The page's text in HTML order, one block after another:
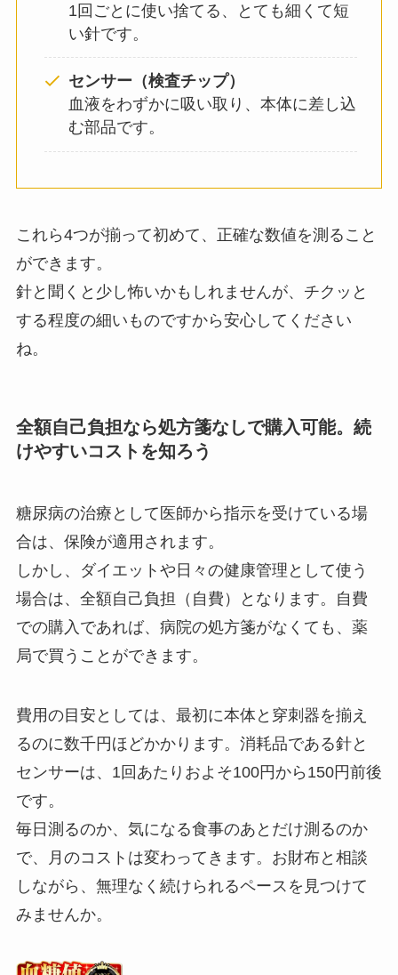
1回ごとに使い捨てる、とても細くて短
い針です。
センサー（検査チップ）
血液をわずかに吸い取り、本体に差し込
む部品です。
これら4つが揃って初めて、正確な数値を測ること
ができます。
針と聞くと少し怖いかもしれませんが、チクッと
する程度の細いものですから安心してください
ね。
全額自己負担なら処方箋なしで購入可能。続
けやすいコストを知ろう
糖尿病の治療として医師から指示を受けている場
合は、保険が適用されます。
しかし、ダイエットや日々の健康管理として使う
場合は、全額自己負担（自費）となります。自費
での購入であれば、病院の処方箋がなくても、薬
局で買うことができます。
費用の目安としては、最初に本体と穿刺器を揃え
るのに数千円ほどかかります。消耗品である針と
センサーは、1回あたりおよそ100円から150円前後
です。
毎日測るのか、気になる食事のあとだけ測るのか
で、月のコストは変わってきます。お財布と相談
しながら、無理なく続けられるペースを見つけて
みませんか。